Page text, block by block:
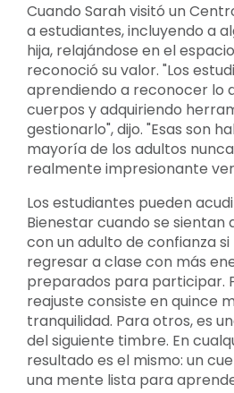
Cuando Sarah visitó un
a estudiantes, incluyendo a
hija, relajándose en el
reconoció su valor. "Los
aprendiendo a reconocer lo
cuerpos y adquiriendo
gestionarlo", dijo. "Esas son
mayoría de los adultos
realmente impresionante
Los estudiantes pueden
Bienestar cuando se sientan
con un adulto de confianza
regresar a clase con más
preparados para participar.
reajuste consiste en quince
tranquilidad. Para otros, es
del siguiente timbre. En
resultado es el mismo: un
una mente lista para